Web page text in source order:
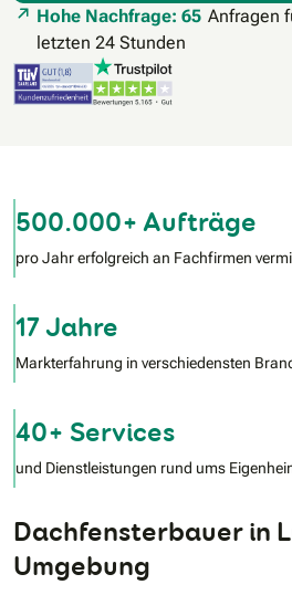
Hohe Nachfrage: 65 Anfragen
letzten 24 Stunden
500.000+ Aufträge
pro Jahr erfolgreich an Fachfirmen
17 Jahre
Markterfahrung in verschiedensten
40+ Services
und Dienstleistungen rund ums
Dachfensterbauer in
Umgebung